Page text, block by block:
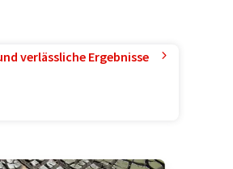
verlässliche Ergebnisse